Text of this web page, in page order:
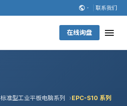
联系我们
在线询盘
标准型工业平板电脑系列 EPC-S10 系列